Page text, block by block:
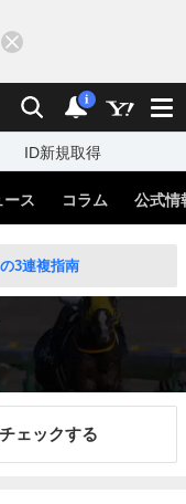
検索 通知
i
ID新規取得
ース コラム 公式情
3連複指南
ェックする